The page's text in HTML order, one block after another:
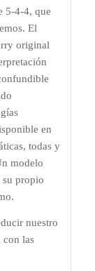
5-4-4, que
El
original
en
todas y
modelo
su propio
nuestro
con las